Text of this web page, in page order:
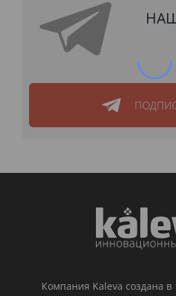
Компания Kaleva создана в